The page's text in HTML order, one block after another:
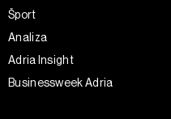
Šport
Analiza
Adria Insight
Businessweek Adria